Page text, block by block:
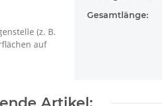
(z. B.
auf
Gesamtlänge: